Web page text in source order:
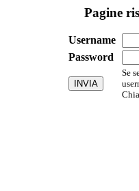
Pagine
Username
Password
Se